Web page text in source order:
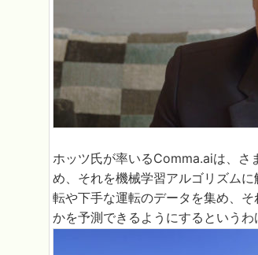
ホッツ氏が率いるComma.aiは、さ
め、それを機械学習アルゴリズム
転や下手な運転のデータを集め、
かを予測できるようにするというわ